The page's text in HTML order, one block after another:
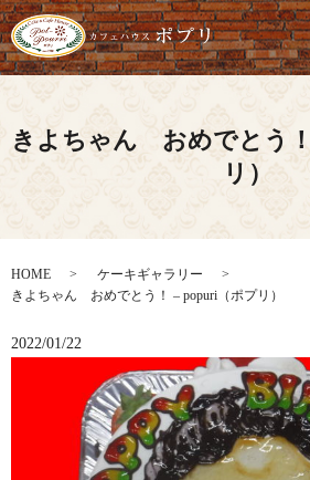
きよちゃん おめでとう
リ）
HOME
ケーキギャラリー
きよちゃん おめでとう！ – popuri（ポプリ）
2022/01/22